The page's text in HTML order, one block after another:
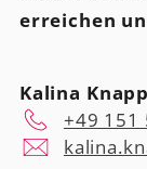
erreichen
Kalina Knapp
+49 151